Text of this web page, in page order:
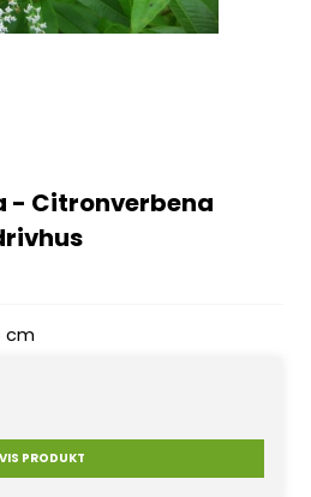
- Citronverbena
cm
VIS PRODUKT